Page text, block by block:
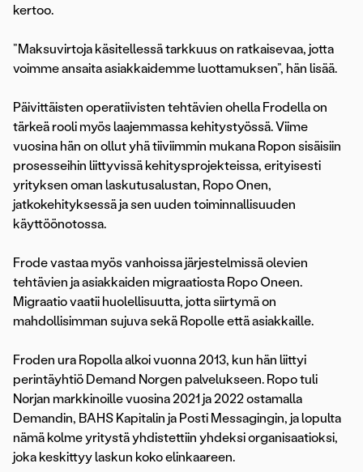
kertoo.
”Maksuvirtoja käsitellessä tarkkuus on ratkaisevaa, jotta
voimme ansaita asiakkaidemme luottamuksen”, hän lisää.
Päivittäisten operatiivisten tehtävien ohella Frodella on
tärkeä rooli myös laajemmassa kehitystyössä. Viime
vuosina hän on ollut yhä tiiviimmin mukana Ropon sisäisiin
prosesseihin liittyvissä kehitysprojekteissa, erityisesti
yrityksen oman laskutusalustan, Ropo Onen,
jatkokehityksessä ja sen uuden toiminnallisuuden
käyttöönotossa.
Frode vastaa myös vanhoissa järjestelmissä olevien
tehtävien ja asiakkaiden migraatiosta Ropo Oneen.
Migraatio vaatii huolellisuutta, jotta siirtymä on
mahdollisimman sujuva sekä Ropolle että asiakkaille.
Froden ura Ropolla alkoi vuonna 2013, kun hän liittyi
perintäyhtiö Demand Norgen palvelukseen. Ropo tuli
Norjan markkinoille vuosina 2021 ja 2022 ostamalla
Demandin, BAHS Kapitalin ja Posti Messagingin, ja lopulta
nämä kolme yritystä yhdistettiin yhdeksi organisaatioksi,
joka keskittyy laskun koko elinkaareen.